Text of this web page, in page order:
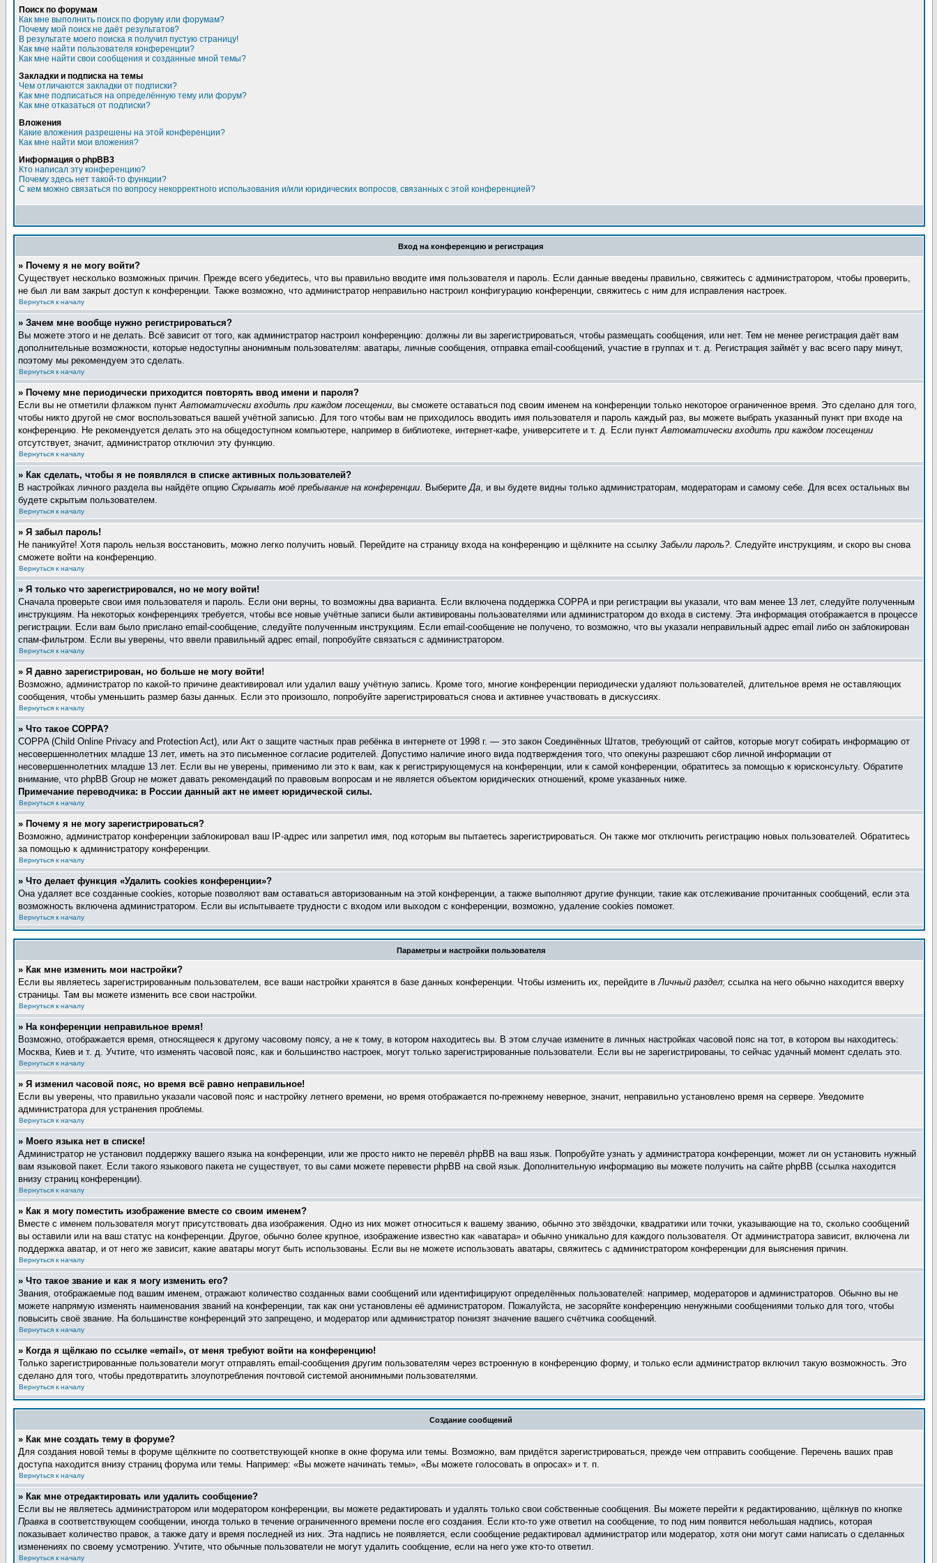
Поиск по форумам
Как мне выполнить поиск по форуму или форумам?
Почему мой поиск не даёт результатов?
В результате моего поиска я получил пустую страницу!
Как мне найти пользователя конференции?
Как мне найти свои сообщения и созданные мной темы?
Закладки и подписка на темы
Чем отличаются закладки от подписки?
Как мне подписаться на определённую тему или форум?
Как мне отказаться от подписки?
Вложения
Какие вложения разрешены на этой конференции?
Как мне найти мои вложения?
Информация о phpBB3
Кто написал эту конференцию?
Почему здесь нет такой-то функции?
С кем можно связаться по вопросу некорректного использования и/или юридических вопросов, связанных с этой конференцией?
Вход на конференцию и регистрация
» Почему я не могу войти?
Существует несколько возможных причин. Прежде всего убедитесь, что вы правильно вводите имя пользователя и пароль. Если данные введены правильно, свяжитесь с администратором, чтобы проверить,
не был ли вам закрыт доступ к конференции. Также возможно, что администратор неправильно настроил конфигурацию конференции, свяжитесь с ним для исправления настроек.
Вернуться к началу
» Зачем мне вообще нужно регистрироваться?
Вы можете этого и не делать. Всё зависит от того, как администратор настроил конференцию: должны ли вы зарегистрироваться, чтобы размещать сообщения, или нет. Тем не менее регистрация даёт вам
дополнительные возможности, которые недоступны анонимным пользователям: аватары, личные сообщения, отправка email-сообщений, участие в группах и т. д. Регистрация займёт у вас всего пару минут,
поэтому мы рекомендуем это сделать.
Вернуться к началу
» Почему мне периодически приходится повторять ввод имени и пароля?
Если вы не отметили флажком пунктАвтоматически входить при каждом посещении, вы сможете оставаться под своим именем на конференции только некоторое ограниченное время. Это сделано для того,
чтобы никто другой не смог воспользоваться вашей учётной записью. Для того чтобы вам не приходилось вводить имя пользователя и пароль каждый раз, вы можете выбрать указанный пункт при входе на
конференцию. Не рекомендуется делать это на общедоступном компьютере, например в библиотеке, интернет-кафе, университете и т. д. Если пунктАвтоматически входить при каждом посещении
отсутствует, значит, администратор отключил эту функцию.
Вернуться к началу
» Как сделать, чтобы я не появлялся в списке активных пользователей?
В настройках личного раздела вы найдёте опцию Скрывать моё пребывание на конференции. ВыберитеДа, и вы будете видны только администраторам, модераторам и самому себе. Для всех остальных вы
будете скрытым пользователем.
Вернуться к началу
» Я забыл пароль!
Не паникуйте! Хотя пароль нельзя восстановить, можно легко получить новый. Перейдите на страницу входа на конференцию и щёлкните на ссылку Забыли пароль?. Следуйте инструкциям, и скоро вы снова
сможете войти на конференцию.
Вернуться к началу
» Я только что зарегистрировался, но не могу войти!
Сначала проверьте свои имя пользователя и пароль. Если они верны, то возможны два варианта. Если включена поддержка COPPA и при регистрации вы указали, что вам менее 13 лет, следуйте полученным
инструкциям. На некоторых конференциях требуется, чтобы все новые учётные записи были активированы пользователями или администратором до входа в систему. Эта информация отображается в процессе
регистрации. Если вам было прислано email-сообщение, следуйте полученным инструкциям. Если email-сообщение не получено, то возможно, что вы указали неправильный адрес email либо он заблокирован
спам-фильтром. Если вы уверены, что ввели правильный адрес email, попробуйте связаться с администратором.
Вернуться к началу
» Я давно зарегистрирован, но больше не могу войти!
Возможно, администратор по какой-то причине деактивировал или удалил вашу учётную запись. Кроме того, многие конференции периодически удаляют пользователей, длительное время не оставляющих
сообщения, чтобы уменьшить размер базы данных. Если это произошло, попробуйте зарегистрироваться снова и активнее участвовать в дискуссиях.
Вернуться к началу
» Что такое COPPA?
COPPA (Child Online Privacy and Protection Act), или Акт о защите частных прав ребёнка в интернете от 1998 г. — это закон Соединённых Штатов, требующий от сайтов, которые могут собирать информацию от
несовершеннолетних младше 13 лет, иметь на это письменное согласие родителей. Допустимо наличие иного вида подтверждения того, что опекуны разрешают сбор личной информации от
несовершеннолетних младше 13 лет. Если вы не уверены, применимо ли это к вам, как к регистрирующемуся на конференции, или к самой конференции, обратитесь за помощью к юрисконсульту. Обратите
внимание, что phpBB Group не может давать рекомендаций по правовым вопросам и не является объектом юридических отношений, кроме указанных ниже.
Примечание переводчика: в России данный акт не имеет юридической силы.
Вернуться к началу
» Почему я не могу зарегистрироваться?
Возможно, администратор конференции заблокировал ваш IP-адрес или запретил имя, под которым вы пытаетесь зарегистрироваться. Он также мог отключить регистрацию новых пользователей. Обратитесь
за помощью к администратору конференции.
Вернуться к началу
» Что делает функция «Удалить cookies конференции»?
Она удаляет все созданные cookies, которые позволяют вам оставаться авторизованным на этой конференции, а также выполняют другие функции, такие как отслеживание прочитанных сообщений, если эта
возможность включена администратором. Если вы испытываете трудности с входом или выходом с конференции, возможно, удаление cookies поможет.
Вернуться к началу
Параметры и настройки пользователя
» Как мне изменить мои настройки?
Если вы являетесь зарегистрированным пользователем, все ваши настройки хранятся в базе данных конференции. Чтобы изменить их, перейдите вЛичный раздел; ссылка на него обычно находится вверху
страницы. Там вы можете изменить все свои настройки.
Вернуться к началу
» На конференции неправильное время!
Возможно, отображается время, относящееся к другому часовому поясу, а не к тому, в котором находитесь вы. В этом случае измените в личных настройках часовой пояс на тот, в котором вы находитесь:
Москва, Киев и т. д. Учтите, что изменять часовой пояс, как и большинство настроек, могут только зарегистрированные пользователи. Если вы не зарегистрированы, то сейчас удачный момент сделать это.
Вернуться к началу
» Я изменил часовой пояс, но время всё равно неправильное!
Если вы уверены, что правильно указали часовой пояс и настройку летнего времени, но время отображается по-прежнему неверное, значит, неправильно установлено время на сервере. Уведомите
администратора для устранения проблемы.
Вернуться к началу
» Моего языка нет в списке!
Администратор не установил поддержку вашего языка на конференции, или же просто никто не перевёл phpBB на ваш язык. Попробуйте узнать у администратора конференции, может ли он установить нужный
вам языковой пакет. Если такого языкового пакета не существует, то вы сами можете перевести phpBB на свой язык. Дополнительную информацию вы можете получить на сайте phpBB (ссылка находится
внизу страниц конференции).
Вернуться к началу
» Как я могу поместить изображение вместе со своим именем?
Вместе с именем пользователя могут присутствовать два изображения. Одно из них может относиться к вашему званию, обычно это звёздочки, квадратики или точки, указывающие на то, сколько сообщений
вы оставили или на ваш статус на конференции. Другое, обычно более крупное, изображение известно как «аватара» и обычно уникально для каждого пользователя. От администратора зависит, включена ли
поддержка аватар, и от него же зависит, какие аватары могут быть использованы. Если вы не можете использовать аватары, свяжитесь с администратором конференции для выяснения причин.
Вернуться к началу
» Что такое звание и как я могу изменить его?
Звания, отображаемые под вашим именем, отражают количество созданных вами сообщений или идентифицируют определённых пользователей: например, модераторов и администраторов. Обычно вы не
можете напрямую изменять наименования званий на конференции, так как они установлены её администратором. Пожалуйста, не засоряйте конференцию ненужными сообщениями только для того, чтобы
повысить своё звание. На большинстве конференций это запрещено, и модератор или администратор понизят значение вашего счётчика сообщений.
Вернуться к началу
» Когда я щёлкаю по ссылке «email», от меня требуют войти на конференцию!
Только зарегистрированные пользователи могут отправлять email-сообщения другим пользователям через встроенную в конференцию форму, и только если администратор включил такую возможность. Это
сделано для того, чтобы предотвратить злоупотребления почтовой системой анонимными пользователями.
Вернуться к началу
Создание сообщений
» Как мне создать тему в форуме?
Для создания новой темы в форуме щёлкните по соответствующей кнопке в окне форума или темы. Возможно, вам придётся зарегистрироваться, прежде чем отправить сообщение. Перечень ваших прав
доступа находится внизу страниц форума или темы. Например: «Вы можете начинать темы», «Вы можете голосовать в опросах» и т. п.
Вернуться к началу
» Как мне отредактировать или удалить сообщение?
Если вы не являетесь администратором или модератором конференции, вы можете редактировать и удалять только свои собственные сообщения. Вы можете перейти к редактированию, щёлкнув по кнопке
Правка в соответствующем сообщении, иногда только в течение ограниченного времени после его создания. Если кто-то уже ответил на сообщение, то под ним появится небольшая надпись, которая
показывает количество правок, а также дату и время последней из них. Эта надпись не появляется, если сообщение редактировал администратор или модератор, хотя они могут сами написать о сделанных
изменениях по своему усмотрению. Учтите, что обычные пользователи не могут удалить сообщение, если на него уже кто-то ответил.
Вернуться к началу